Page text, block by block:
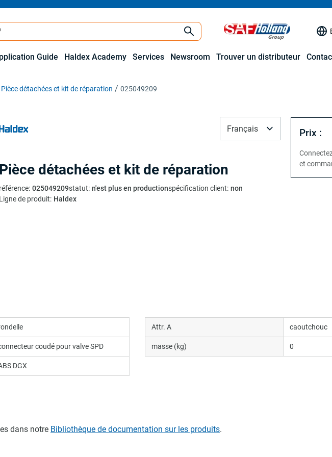
Guide Haldex Academy Services Newsroom Trouver un distributeur
Pièce détachées et kit de réparation 025049209
Pièce détachées et kit de réparation
référence: 025049209statut: n'est plus en productionspécification client: non
Ligne de produit: Haldex
Français Prix :
et
coudé pour valve SPD
DGX
Attr. A caoutchouc
masse (kg) 0
dans notre Bibliothèque de documentation sur les produits.